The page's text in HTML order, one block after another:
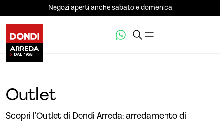
Negozi aperti anche sabato e domenica
Outlet
Scopri l’Outlet di Dondi Arreda: arredamento di